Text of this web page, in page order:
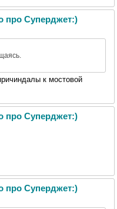
про Суперджет:)
к мостовой
про Суперджет:)
про Суперджет:)